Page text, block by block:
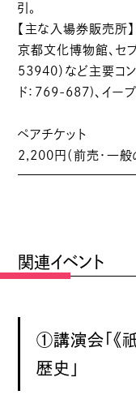
引。
【主な入場券販売所】
京都⽂化博物館、セブ
53940）など主要コン
ド：769-687)、イー
ペアチケット
2,200円（前売・一般
関連イベント
①講演会「《
歴史」